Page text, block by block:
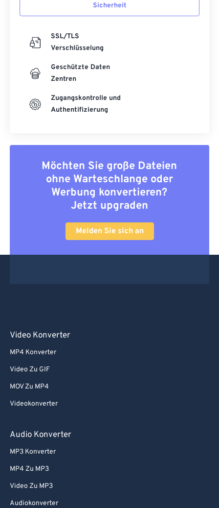
Sicherheit
SSL/TLS
Verschlüsselung
Geschützte Daten
Zentren
Zugangskontrolle und
Authentifizierung
Möchten Sie große Dateien
ohne Warteschlange oder
Werbung konvertieren?
Jetzt upgraden
Melden Sie sich an
Video Konverter
MP4 Konverter
Video Zu GIF
MOV Zu MP4
Videokonverter
Audio Konverter
MP3 Konverter
MP4 Zu MP3
Video Zu MP3
Audiokonverter